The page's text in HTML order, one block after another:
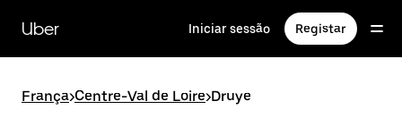
para
conteúdo
Uber Iniciar sessão Registar
França>Centre-Val de Loire>Druye